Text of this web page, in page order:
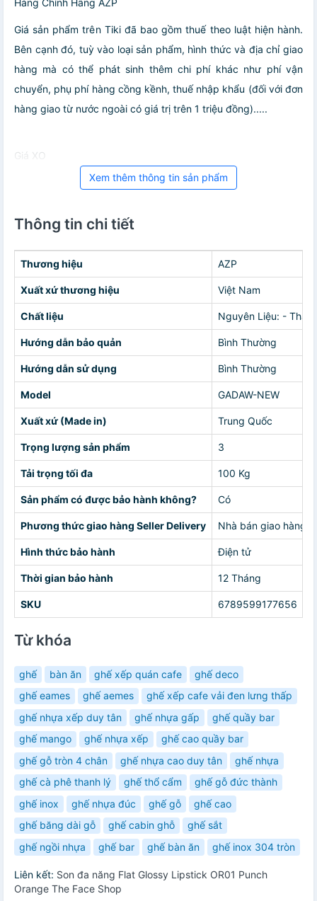
Hàng Chính Hãng AZP
Giá sản phẩm trên Tiki đã bao gồm thuế theo luật hiện hành.
Bên cạnh đó, tuỳ vào loại sản phẩm, hình thức và địa chỉ giao
hàng mà có thể phát sinh thêm chi phí khác như phí vận
chuyển, phụ phí hàng cồng kềnh, thuế nhập khẩu (đối với đơn
hàng giao từ nước ngoài có giá trị trên 1 triệu đồng).....
Giá XO
Xem thêm thông tin sản phẩm
Thông tin chi tiết
Thương hiệu AZP
Xuất xứ thương hiệu Việt Nam
Chất liệu Nguyên Liệu: - Thân
Hướng dẫn bảo quản Bình Thường
Hướng dẫn sử dụng Bình Thường
Model GADAW-NEW
Xuất xứ (Made in) Trung Quốc
Trọng lượng sản phẩm 3
Tải trọng tối đa 100 Kg
Sản phẩm có được bảo hành không? Có
Phương thức giao hàng Seller Delivery Nhà bán giao hàng
Hình thức bảo hành Điện tử
Thời gian bảo hành 12 Tháng
SKU 6789599177656
Từ khóa
ghế bàn ăn ghế xếp quán cafe
ghế deco
ghế eames
ghế aemes
ghế xếp cafe vải đen lưng thấp
ghế nhựa xếp duy tân
ghế nhựa gấp
ghế quầy bar
ghế mango
ghế nhựa xếp
ghế cao quầy bar
ghế gỗ tròn 4 chân
ghế nhựa cao duy tân
ghế nhựa
ghế cà phê thanh lý
ghế thổ cẩm
ghế gỗ đức thành
ghế inox
ghế nhựa đúc ghế gỗ
ghế cao
ghế băng dài gỗ
ghế cabin ghỗ
ghế sắt
ghế ngồi nhựa
ghế bar ghế bàn ăn ghế inox 304 tròn
Liên kết: Son đa năng Flat Glossy Lipstick OR01 Punch
Orange The Face Shop